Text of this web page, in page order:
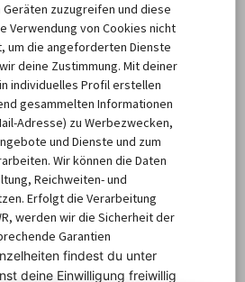
im Schnitt bei 22,5 Tagen.
Mieter den Wagen länger. Dort
im Schnitt bei 10,22 Tagen.
Automiete hingegen im
den Leihwagen nur für
mieteten.
werden in San
oft
zuzugreifen und diese
Verwendung von Cookies nicht
um die angeforderten Dienste
deine Zustimmung. Mit deiner
individuelles Profil erstellen
gesammelten Informationen
Adresse) zu Werbezwecken,
und Dienste und zum
Wir können die Daten
Reichweiten- und
Erfolgt die Verarbeitung
werden wir die Sicherheit der
Garantien
findest du unter
deine Einwilligung freiwillig